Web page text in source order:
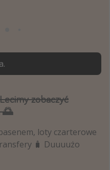
pokoju/na tarasie
zobaczyć
🌅
loty czarterowe
🧳 Duuuużo